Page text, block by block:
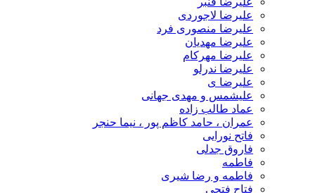
علیرضا لاجوردی
علیرضا منصوری فرد
علیرضا مهدیان
علیرضا مهرکام
علیرضا ندرلو
علیرضا ی
علیشمس و مهدی جهانی
عماد طالب زاده
عمران ، حامد کاظم پور ، نیما حنجر
فاتح نورایی
فاروق جدلی
فاطمه
فاطمه و رضا شیری
فتاح فتحی